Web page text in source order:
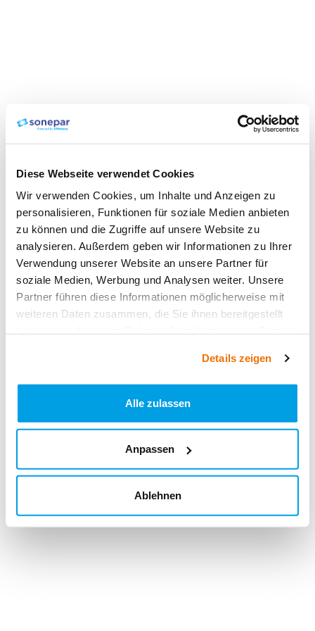
Diese Webseite verwendet Cookies
Wir verwenden Cookies, um Inhalte und Anzeigen zu
personalisieren, Funktionen für soziale Medien anbieten
zu können und die Zugriffe auf unsere Website zu
analysieren. Außerdem geben wir Informationen zu Ihrer
Verwendung unserer Website an unsere Partner für
soziale Medien, Werbung und Analysen weiter. Unsere
Partner führen diese Informationen möglicherweise mit
weiteren Daten zusammen, die Sie ihnen bereitgestellt
Details zeigen
Alle zulassen
Anpassen
Ablehnen